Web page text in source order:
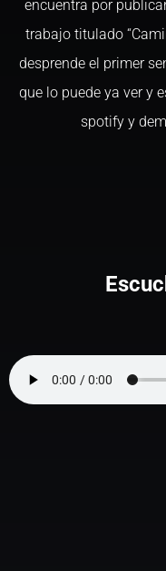
encuentra por
trabajo titulado
desprende el primer
que lo puede ya ver y
spotify y